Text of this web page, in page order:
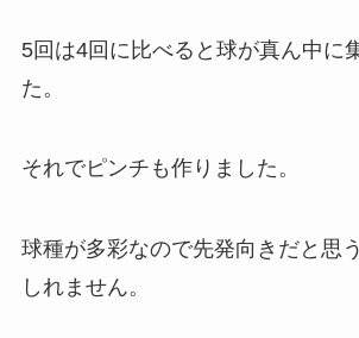
5回は4回に比べると球が真ん中に
た。
それでピンチも作りました。
球種が多彩なので先発向きだと思
しれません。